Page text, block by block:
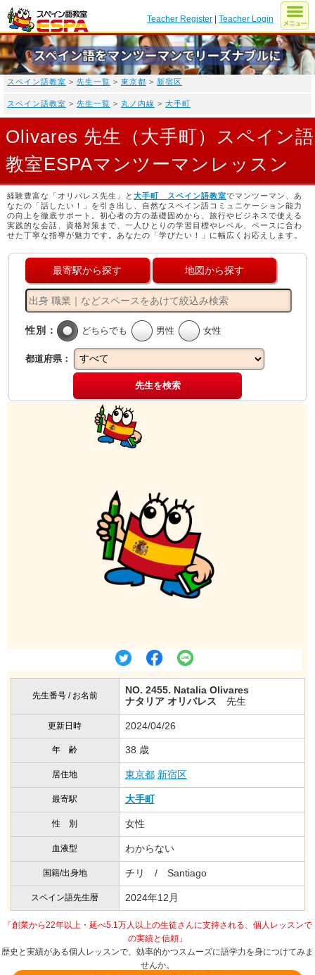
Teacher Register |Teacher Login
スペイン語教室 > 先生一覧 > 東京都 > 新宿区
スペイン語教室 > 先生一覧 > 丸ノ内線 > 大手町
Olivares 先生（大手町）スペイン語
教室ESPAマンツーマンレッスン
経験豊富な「オリバレス先生」と 大手町 スペイン語教室でマンツーマン、あ
なたの「話したい！」を引き出し、自然なスペイン語コミュニケーション能力
の向上を徹底サポート。初心者の方の基礎固めから、旅行やビジネスで使える
実践的な会話、資格対策まで、一人ひとりの学習目標やレベル、ペースに合わ
せた丁寧な指導が魅力です。あなたの「学びたい！」に幅広くお応えします。
最寄駅から探す 地図から探す
性別： どちらでも 男性 女性
都道府県：
先生を検索
先生番号 / お名前
NO. 2455. Natalia Olivares
ナタリア オリバレス 先生
更新日時 2024/04/26
年 齢 38 歳
居住地 東京都 新宿区
最寄駅 大手町
性 別 女性
血液型 わからない
国籍/出身地 チリ / Santiago
スペイン語先生暦 2024年12月
「創業から22年以上・延べ5.1万人以上の生徒さんに支持される、個人レッスンで
の実績と信頼」
歴史と実績がある個人レッスンで、効率的かつスムーズに語学力を身につけてみま
せんか。